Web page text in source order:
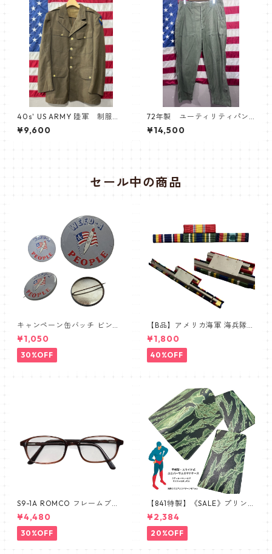
40s' US ARMY 陸軍 制服
40R
¥9,600
72年製 ユーティリティパン
ツ ベイカーパンツ
¥14,500
セール中の商品
キャンペーン缶バッチ ビンテ
ージ vintage USA FLAG
¥1,050
30%OFF
【B品】アメリカ海軍 海兵隊
① リボンバー 略綬SALE
¥1,800
40%OFF
S9-1A ROMCO フレームブラ
ウン レンズあり眼鏡 めがね 新
品 デッドストック 米軍放出品
¥4,480
30%OFF
【841特製】《SALE》プリン
トミス 手帳型スマホケース 南
ベトナム ARVN タイガースト
ライプ ERDL ブラッドケーキ
手帳型スマホケース ユニバー
サル スライド式スマホケース
¥2,384
20%OFF